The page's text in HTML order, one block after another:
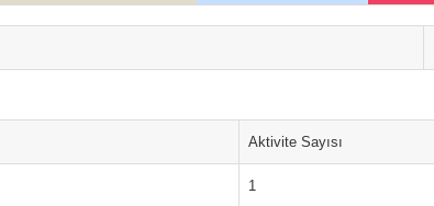
Aktivite Sayısı
1